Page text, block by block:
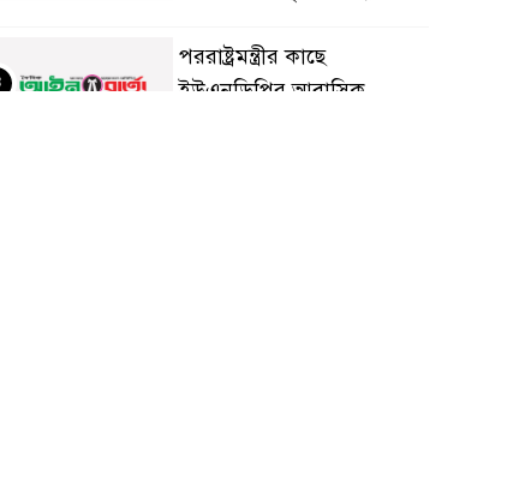
পররাষ্ট্রমন্ত্রীর কা‌ছে
ইউএনডিপির আবাসিক